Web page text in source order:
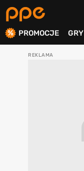
PROMOCJE GRY